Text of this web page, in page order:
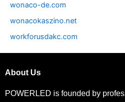
wonaco-de.com
wonacokaszino.net
workforusdakc.com
About Us
POWERLED is founded by